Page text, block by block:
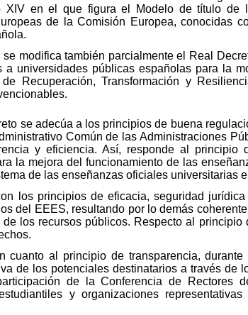
XIV en el que figura el Modelo de título de
de la Comisión Europea, conocidas
se modifica también parcialmente el Real
a universidades públicas españolas para la
Recuperación, Transformación y
se adecúa a los principios de buena
Común de las Administraciones
y eficiencia. Así, responde al
la mejora del funcionamiento de las
de las enseñanzas oficiales universitarias
los principios de eficacia, seguridad
del EEES, resultando por lo demás
los recursos públicos. Respecto al
cuanto al principio de transparencia,
de los potenciales destinatarios a través de
de la Conferencia de Rectores
y organizaciones